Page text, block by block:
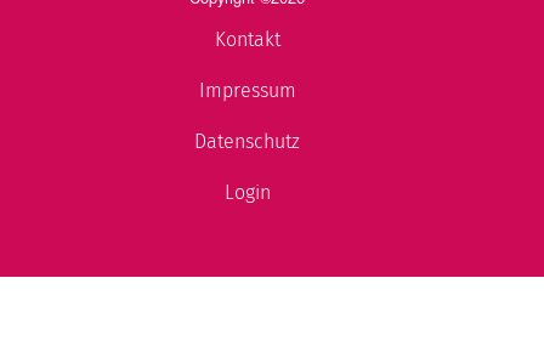
Kontakt
Impressum
Datenschutz
Login